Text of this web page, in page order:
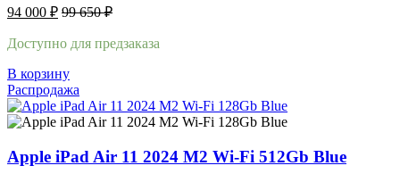
94 000 ₽ 99 650₽
Доступно для предзаказа
В корзину
Распродажа
Apple iPad Air 11 2024 M2 Wi-Fi 512Gb Blue